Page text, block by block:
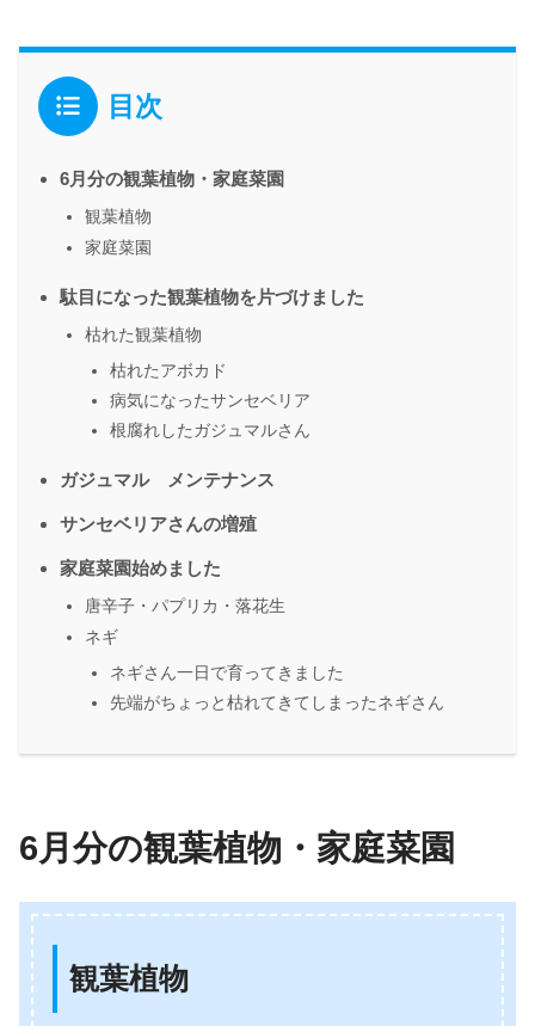
目次
6月分の観葉植物・家庭菜園
観葉植物
家庭菜園
駄目になった観葉植物を片づけました
枯れた観葉植物
枯れたアボカド
病気になったサンセベリア
根腐れしたガジュマルさん
ガジュマル メンテナンス
サンセベリアさんの増殖
家庭菜園始めました
唐辛子・パプリカ・落花生
ネギ
ネギさん一日で育ってきました
先端がちょっと枯れてきてしまったネギさん
6月分の観葉植物・家庭菜園
観葉植物